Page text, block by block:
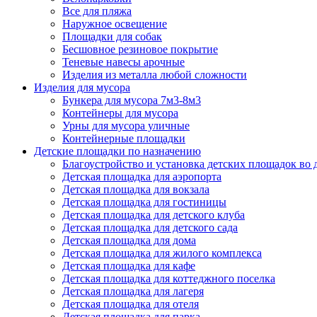
Все для пляжа
Наружное освещение
Площадки для собак
Бесшовное резиновое покрытие
Теневые навесы арочные
Изделия из металла любой сложности
Изделия для мусора
Бункера для мусора 7м3-8м3
Контейнеры для мусора
Урны для мусора уличные
Контейнерные площадки
Детские площадки по назначению
Благоустройство и установка детских площадок
Детская площадка для аэропорта
Детская площадка для вокзала
Детская площадка для гостиницы
Детская площадка для детского клуба
Детская площадка для детского сада
Детская площадка для дома
Детская площадка для жилого комплекса
Детская площадка для кафе
Детская площадка для коттеджного поселка
Детская площадка для лагеря
Детская площадка для отеля